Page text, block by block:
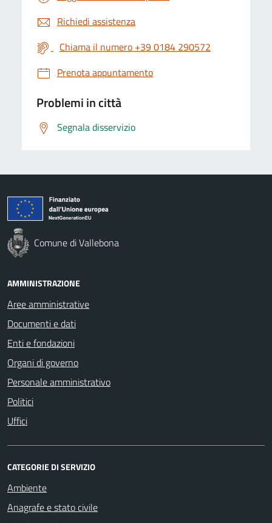
Richiedi assistenza
Chiama il numero +39 0184 290572
Prenota appuntamento
Problemi in città
Segnala disservizio
Comune di Vallebona
AMMINISTRAZIONE
Aree amministrative
Documenti e dati
Enti e fondazioni
Organi di governo
Personale amministrativo
Politici
Uffici
CATEGORIE DI SERVIZIO
Ambiente
Anagrafe e stato civile